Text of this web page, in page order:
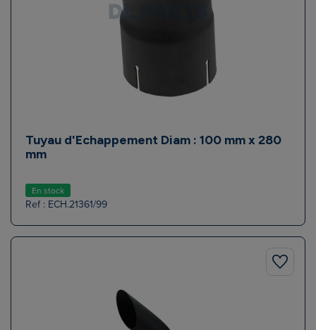
Tuyau d'Echappement Diam : 100 mm x 280
mm
En stock
Ref : ECH.21361/99